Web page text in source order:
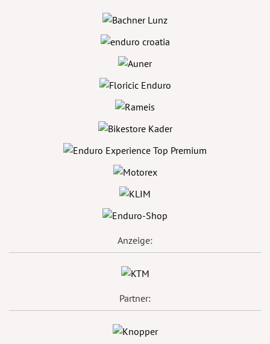
Anzeige:
Partner: